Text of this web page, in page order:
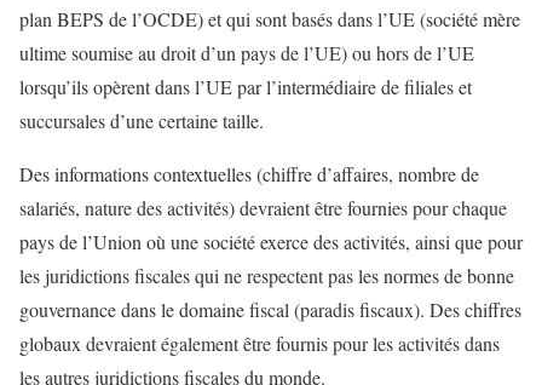
plan BEPS de l’OCDE) et qui sont basés dans l’UE (société mère
ultime soumise au droit d’un pays de l’UE) ou hors de l’UE
lorsqu’ils opèrent dans l’UE par l’intermédiaire de filiales et
succursales d’une certaine taille.
Des informations contextuelles (chiffre d’affaires, nombre de
salariés, nature des activités) devraient être fournies pour chaque
pays de l’Union où une société exerce des activités, ainsi que pour
les juridictions fiscales qui ne respectent pas les normes de bonne
gouvernance dans le domaine fiscal (paradis fiscaux). Des chiffres
globaux devraient également être fournis pour les activités dans
les autres juridictions fiscales du monde.